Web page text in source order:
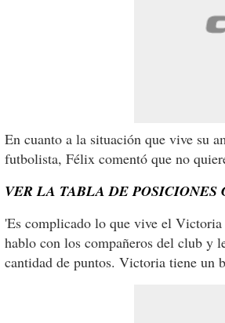
En cuanto a la situación que vive su
futbolista, Félix comentó que no
VER LA TABLA DE POSICIONES
'Es complicado lo que vive el
hablo con los compañeros del club y
cantidad de puntos. Victoria tiene un